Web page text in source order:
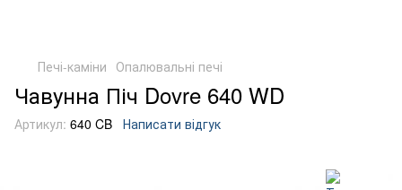
Печі-каміни Опалювальні печі
Чавунна Піч Dovre 640 WD
Артикул: 640 CB Написати відгук